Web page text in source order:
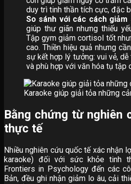
duy trì tinh thần tích cực, đặc
So sánh với các cách
giúp thư giãn nhưng thiếu
Tập gym giảm cortisol tốt
cao. Thiền hiệu quả nhưng
sự kết hợp lý tưởng: vui vẻ,
và phù hợp với văn hóa tụ tập
Karaoke giúp giải tỏa những
Bằng chứng từ nghiên
thực tế
Nhiều nghiên cứu quốc tế xác nhận
karaoke) đối với sức khỏe tinh
Frontiers in Psychology đến các
Bản, đều ghi nhận giảm lo âu, cải